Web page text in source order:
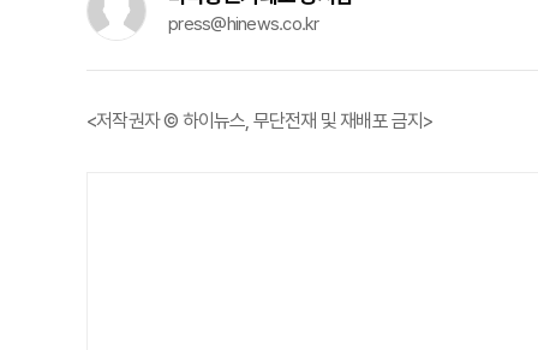
press@hinews.co.kr
<저작권자 © 하이뉴스, 무단전재 및 재배포 금지>